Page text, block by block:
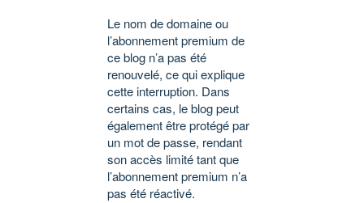
Le nom de domaine ou
l’abonnement premium de
ce blog n’a pas été
renouvelé, ce qui explique
cette interruption. Dans
certains cas, le blog peut
également être protégé par
un mot de passe, rendant
son accès limité tant que
l’abonnement premium n’a
pas été réactivé.